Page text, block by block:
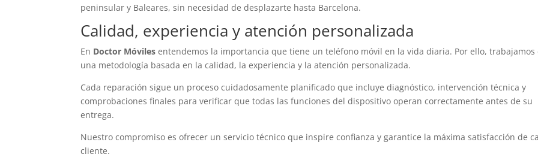
peninsular y Baleares, sin necesidad de desplazarte hasta Barcelona.
Calidad, experiencia y atención personalizada
En Doctor Móviles entendemos la importancia que tiene un teléfono móvil en la vida diaria. Por ello, trabajamos
una metodología basada en la calidad, la experiencia y la atención personalizada.
Cada reparación sigue un proceso cuidadosamente planificado que incluye diagnóstico, intervención técnica y
comprobaciones finales para verificar que todas las funciones del dispositivo operan correctamente antes de su
entrega.
Nuestro compromiso es ofrecer un servicio técnico que inspire confianza y garantice la máxima satisfacción de
cliente.